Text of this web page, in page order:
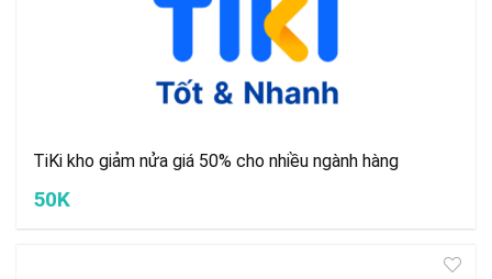
TiKi kho giảm nửa giá 50% cho nhiều ngành hàng
50K